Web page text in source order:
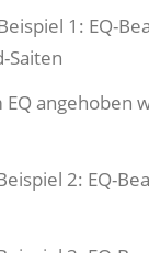
1: EQ-
Saiten
angehoben
2: EQ-